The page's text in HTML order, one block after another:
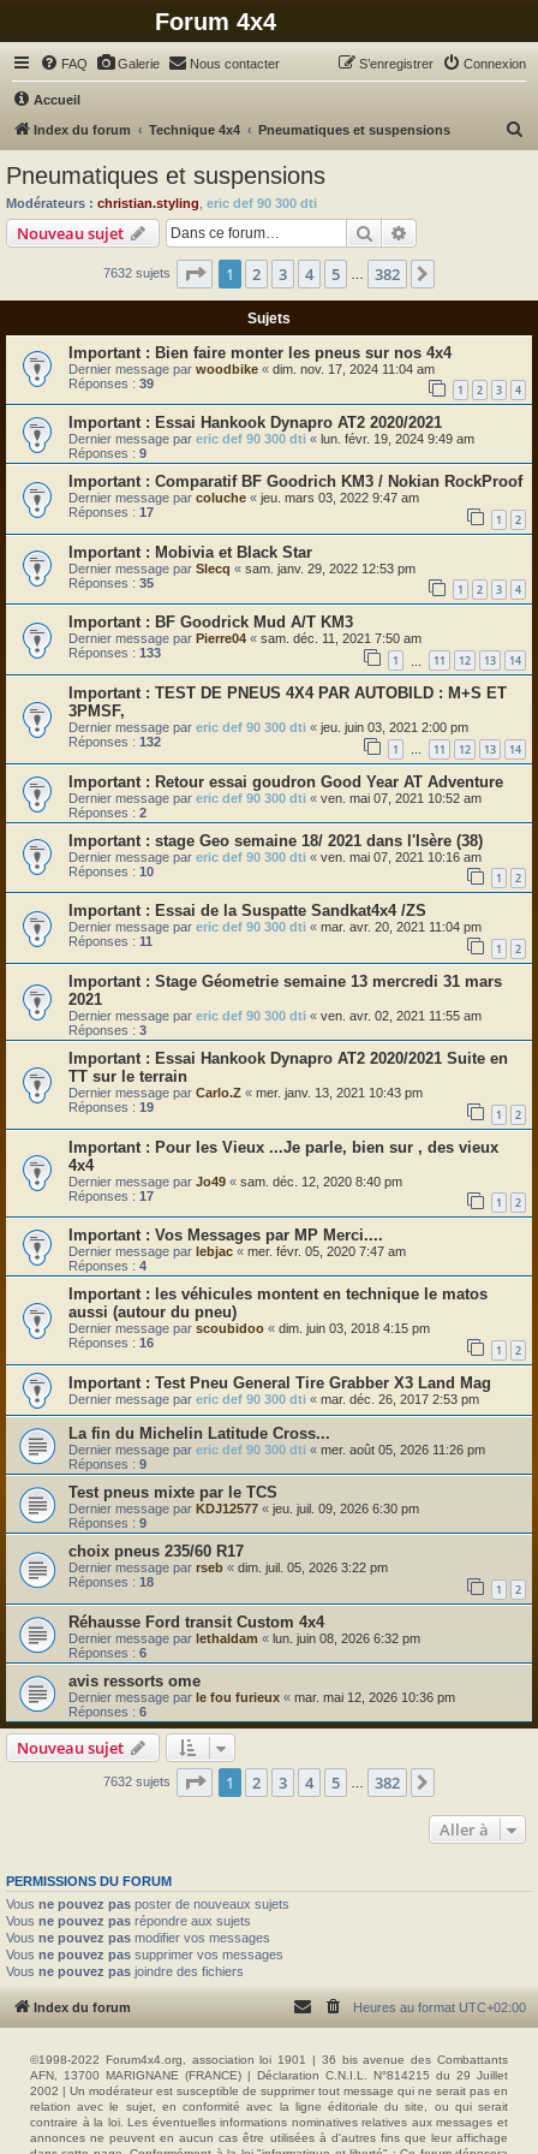
Forum 4x4
FAQ Galerie Nous contacter Connexion
S’enregistrer
Accueil
Index du forum Technique 4x4 Pneumatiques et suspensions
c
Pneumatiques et suspensions
Modérateurs : christian.styling eric def 90 300 dti
Nouveau sujet Rechercher
7632 sujets Page 1sur382
1 2 3 4 5 382
Sujets
Bien faire monter les pneus sur nos 4x4
Dernier message par woodbike « dim. nov. 17, 2024 11:04 am
Réponses : 39 1 2 3 4
Essai Hankook Dynapro AT2 2020/2021
Dernier message par eric def 90 300 dti « lun. févr. 19, 2024 9:49 am
Réponses : 9
Comparatif BF Goodrich KM3 / Nokian RockProof
Dernier message par coluche « jeu. mars 03, 2022 9:47 am
Réponses : 17 1 2
Mobivia et Black Star
Dernier message par Slecq « sam. janv. 29, 2022 12:53 pm
Réponses : 35 1 2 3 4
BF Goodrick Mud A/T KM3
Dernier message par Pierre04 « sam. déc. 11, 2021 7:50 am
Réponses : 133 1 11 12 13 14
TEST DE PNEUS 4X4 PAR AUTOBILD : M+S ET
3PMSF,
Dernier message par eric def 90 300 dti « jeu. juin 03, 2021 2:00 pm
Réponses : 132 1 … 11 12 13 14
Retour essai goudron Good Year AT Adventure
Dernier message par eric def 90 300 dti « ven. mai 07, 2021 10:52 am
Réponses : 2
stage Geo semaine 18/ 2021 dans l'Isère (38)
Dernier message par eric def 90 300 dti « ven. mai 07, 2021 10:16 am
Réponses : 10 1 2
Essai de la Suspatte Sandkat4x4 /ZS
Dernier message par eric def 90 300 dti « mar. avr. 20, 2021 11:04 pm
Réponses : 11 1 2
Stage Géometrie semaine 13 mercredi 31 mars
2021
Dernier message par eric def 90 300 dti « ven. avr. 02, 2021 11:55 am
Réponses : 3
Essai Hankook Dynapro AT2 2020/2021 Suite en
TT sur le terrain
Dernier message par Carlo.Z « mer. janv. 13, 2021 10:43 pm
Réponses : 19 1 2
Pour les Vieux ...Je parle, bien sur , des vieux
4x4
Dernier message par Jo49 « sam. déc. 12, 2020 8:40 pm
Réponses : 17 1 2
Vos Messages par MP Merci....
Dernier message par lebjac « mer. févr. 05, 2020 7:47 am
Réponses : 4
les véhicules montent en technique le matos
aussi (autour du pneu)
Dernier message par scoubidoo « dim. juin 03, 2018 4:15 pm
Réponses : 16 1 2
Test Pneu General Tire Grabber X3 Land Mag
Dernier message par eric def 90 300 dti « mar. déc. 26, 2017 2:53 pm
La fin du Michelin Latitude Cross...
Dernier message par eric def 90 300 dti « mer. août 05, 2026 11:26 pm
Réponses : 9
Test pneus mixte par le TCS
Dernier message par KDJ12577 « jeu. juil. 09, 2026 6:30 pm
Réponses : 9
choix pneus 235/60 R17
Dernier message par rseb « dim. juil. 05, 2026 3:22 pm
Réponses : 18 1 2
Réhausse Ford transit Custom 4x4
Dernier message par lethaldam « lun. juin 08, 2026 6:32 pm
Réponses : 6
avis ressorts ome
Dernier message par le fou furieux « mar. mai 12, 2026 10:36 pm
Réponses : 6
Nouveau sujet
7632 sujets Page 1sur382
1 2 3 4 5 382
Aller à
PERMISSIONS DU FORUM
Vous ne pouvez pas poster de nouveaux sujets
Vous ne pouvez pas répondre aux sujets
Vous ne pouvez pas modifier vos messages
Vous ne pouvez pas supprimer vos messages
Vous ne pouvez pas joindre des fichiers
Index du forum Heures au format UTC+02:00
©1998-2022 Forum4x4.org, association loi 1901 | 36 bis avenue des Combattants
AFN, 13700 MARIGNANE (FRANCE) | Déclaration C.N.I.L. N°814215 du 29 Juillet
2002 | Un modérateur est susceptible de supprimer tout message qui ne serait pas en
relation avec le sujet, en conformité avec la ligne éditoriale du site, ou qui serait
contraire à la loi. Les éventuelles informations nominatives relatives aux messages et
annonces ne peuvent en aucun cas être utilisées à d'autres fins que leur affichage